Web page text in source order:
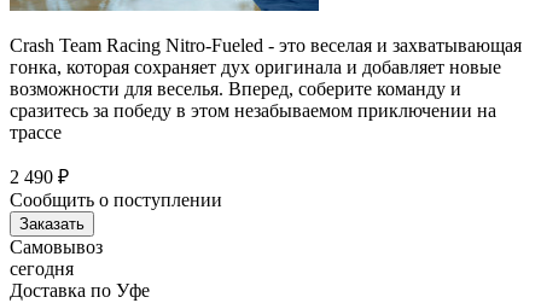
Crash Team Racing Nitro-Fueled - это веселая и захватывающая
гонка, которая сохраняет дух оригинала и добавляет новые
возможности для веселья. Вперед, соберите команду и
сразитесь за победу в этом незабываемом приключении на
трассе
2 490 ₽
Сообщить о поступлении
Заказать
Самовывоз
сегодня
Доставка по Уфе